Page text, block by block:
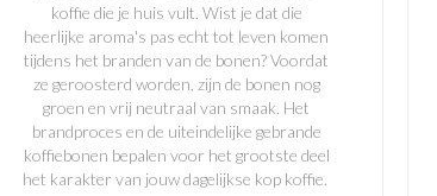
koffie die je huis vult. Wist je dat die
heerlijke aroma's pas echt tot leven komen
tijdens het branden van de bonen? Voordat
ze geroosterd worden, zijn de bonen nog
groen en vrij neutraal van smaak. Het
brandproces en de uiteindelijke gebrande
koffiebonen bepalen voor het grootste deel
het karakter van jouw dagelijkse kop koffie.